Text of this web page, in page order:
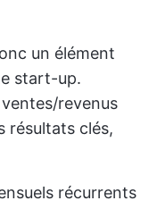
un élément
start-up.
revenus
résultats clés,
récurrents